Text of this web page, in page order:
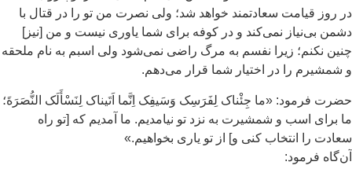
روز قیامت سعادتمند خواهد شد؛ ولی نصرت من تو را در قتال با
بی‌نیاز نمی‌کند و در کوفه برای شما یاوری نیست و من [نیز]
نکنم؛ زیرا نفسم به مرگ راضی نمی‌شود ولی اسبم به نام ملحقه
شمشیرم را در اختیار شما قرار می‌دهم.
فرمود: «ما جِئْناک لِفَرَسِک وَسَیفِک اِنَّما اَتَیناک لِنَسْأَلَک النُّصَرَةَ؛
برای اسب و شمشیرت به نزد تو نیامدیم. ما آمدیم که [تو راه
را انتخاب کنی و] از تو یاری بخواهیم.»
فرمود: